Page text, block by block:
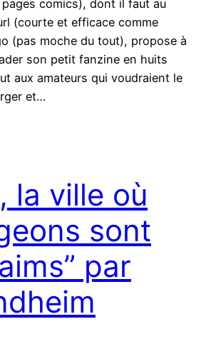
comics), dont il faut au
(courte et efficace comme
(pas moche du tout), propose à
son petit fanzine en huits
aux amateurs qui voudraient le
et…
la ville où
sont
par